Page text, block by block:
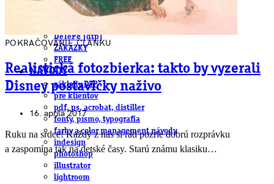
obludárium
DeTePe [dtp]
ZÁKAZKY
FREE
NÁVODY
základy DTP
pre klientov
pdf, ps, acrobat, distiller
fonty, písmo, typografia
farby a color management návody
indesign
photoshop
illustrator
lightroom
POKRAČOVANIE ČLÁNKU
Realistická fotozbierka: takto by vyzerali
Disney postavičky naživo
16. apríla 2017
Ruku na srdce! Každý z nás si rád pozrie dobrú rozprávku
a zaspomína tak na detské časy. Starú známu klasiku…